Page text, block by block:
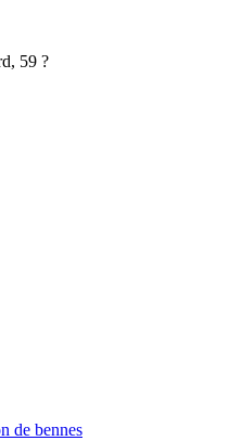
59 ?
de bennes